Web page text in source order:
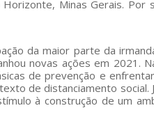
Minas Gerais.
da maior parte da
novas ações em 2021.
de prevenção e
de distanciamento
à construção de um